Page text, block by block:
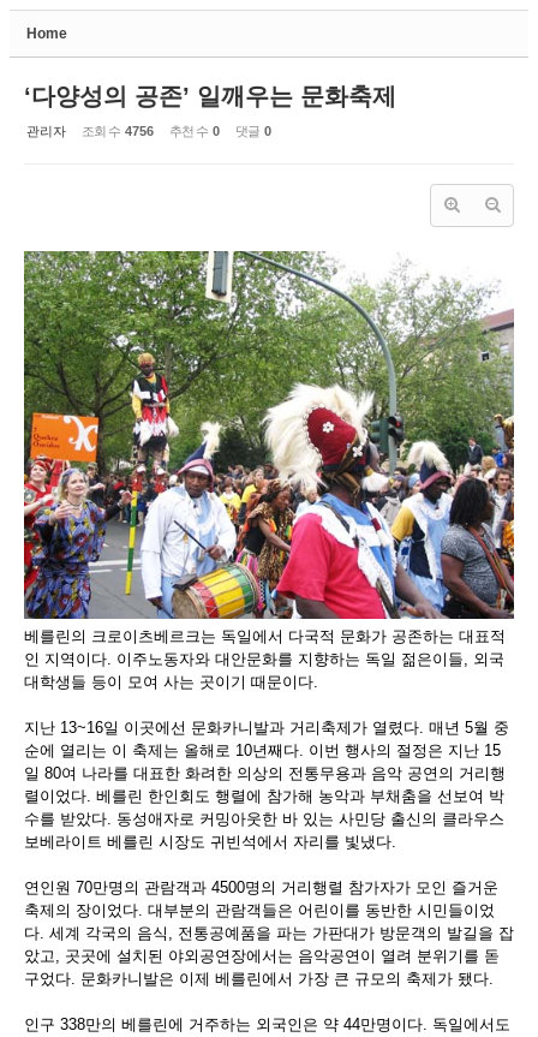
Home
‘다양성의 공존’ 일깨우는 문화축제
관리자 조회 수 4756 추천 수 0 댓글 0
베를린의 크로이츠베르크는 독일에서 다국적 문화가 공존하는 대표적
인 지역이다. 이주노동자와 대안문화를 지향하는 독일 젊은이들, 외국
대학생들 등이 모여 사는 곳이기 때문이다.
지난 13~16일 이곳에선 문화카니발과 거리축제가 열렸다. 매년 5월 중
순에 열리는 이 축제는 올해로 10년째다. 이번 행사의 절정은 지난 15
일 80여 나라를 대표한 화려한 의상의 전통무용과 음악 공연의 거리행
렬이었다. 베를린 한인회도 행렬에 참가해 농악과 부채춤을 선보여 박
수를 받았다. 동성애자로 커밍아웃한 바 있는 사민당 출신의 클라우스
보베라이트 베를린 시장도 귀빈석에서 자리를 빛냈다.
연인원 70만명의 관람객과 4500명의 거리행렬 참가자가 모인 즐거운
축제의 장이었다. 대부분의 관람객들은 어린이를 동반한 시민들이었
다. 세계 각국의 음식, 전통공예품을 파는 가판대가 방문객의 발길을 잡
았고, 곳곳에 설치된 야외공연장에서는 음악공연이 열려 분위기를 돋
구었다. 문화카니발은 이제 베를린에서 가장 큰 규모의 축제가 됐다.
인구 338만의 베를린에 거주하는 외국인은 약 44만명이다. 독일에서도
Sketchbook5, 스케치북5
Sketchbook5, 스케치북5